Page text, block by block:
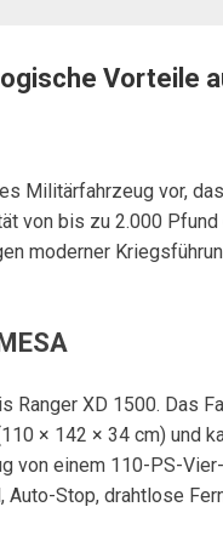
Vorteile
Militärfahrzeug vor,
von bis zu 2.000
moderner
Ranger XD 1500. Das
× 142 × 34 cm) und
von einem 110-PS-
Stop, drahtlose